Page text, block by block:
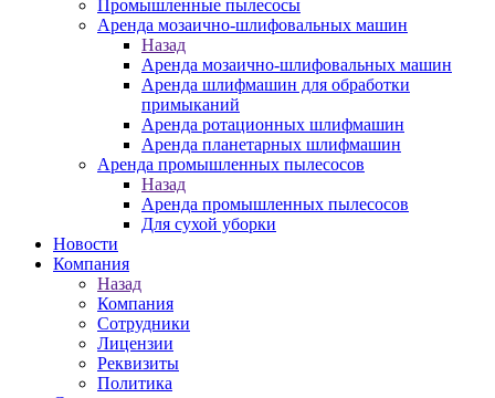
Промышленные пылесосы
Аренда мозаично-шлифовальных машин
Назад
Аренда мозаично-шлифовальных машин
Аренда шлифмашин для обработки
примыканий
Аренда ротационных шлифмашин
Аренда планетарных шлифмашин
Аренда промышленных пылесосов
Назад
Аренда промышленных пылесосов
Для сухой уборки
Новости
Компания
Назад
Компания
Сотрудники
Лицензии
Реквизиты
Политика